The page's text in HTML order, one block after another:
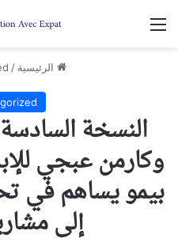
القائمة
الرئيسية /
النسخة
وكارمن عبجي
بيمو يساهم في
إلى